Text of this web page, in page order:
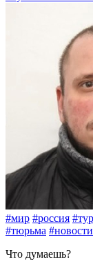
#мир #россия
#тюрьма #новости
Что думаешь?